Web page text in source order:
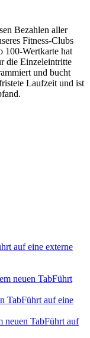
Bezahlen aller
Fitness-Clubs
100-Wertkarte hat
die Einzeleintritte
und bucht
Laufzeit und ist
auf eine externe
neuen TabFührt
TabFührt auf eine
neuen TabFührt auf